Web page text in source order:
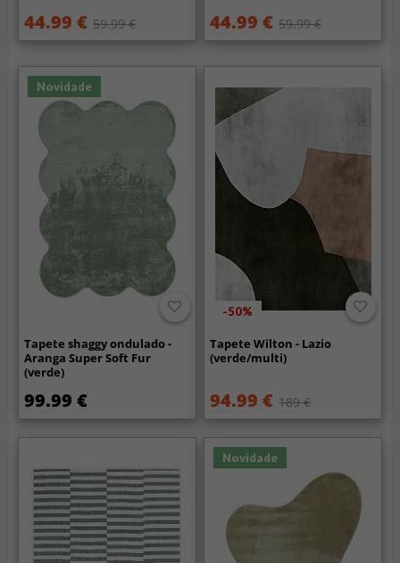
44.99 € 59.99 € 44.99 € 59.99 €
Novidade
Tapete shaggy ondulado -
Aranga Super Soft Fur
(verde)
99.99 €
-50%
Tapete Wilton - Lazio
(verde/multi)
94.99 € 189 €
Novidade